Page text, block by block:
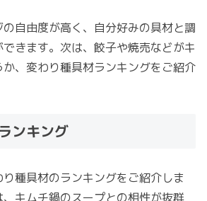
自由度が高く、自分好みの具材と調
きます。次は、餃子や焼売などがキ
、変わり種具材ランキングをご紹介
ンキング
種具材のランキングをご紹介しま
キムチ鍋のスープとの相性が抜群